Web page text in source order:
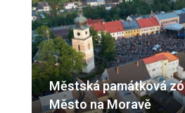
Městská památková
Město na Moravě